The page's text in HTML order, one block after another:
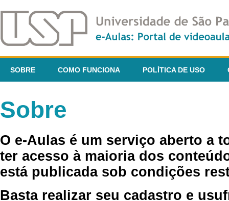
SOBRE COMO FUNCIONA POLÍTICA DE USO
Sobre
O e-Aulas é um serviço aberto a
ter acesso à maioria dos
está publicada sob condições
Basta realizar seu cadastro e